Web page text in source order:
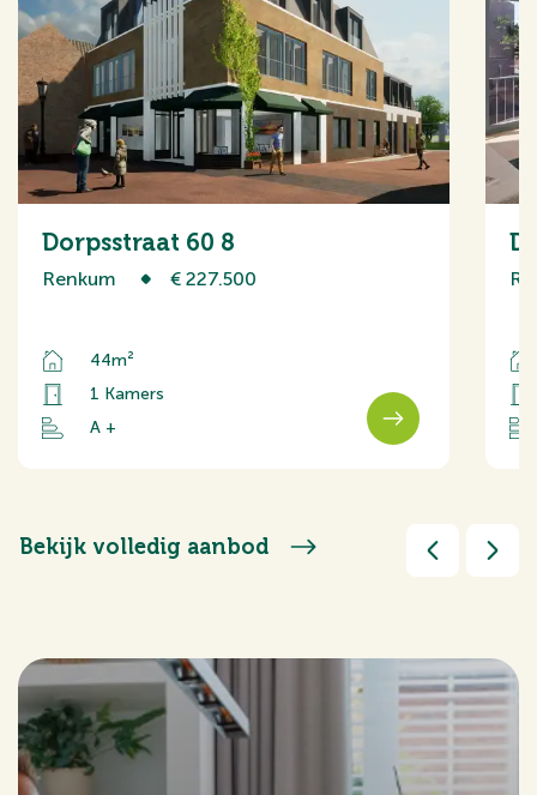
Dorpsstraat 60 8
Renkum € 227.500
44m²
1 Kamers
A +
Bekijk volledig aanbod